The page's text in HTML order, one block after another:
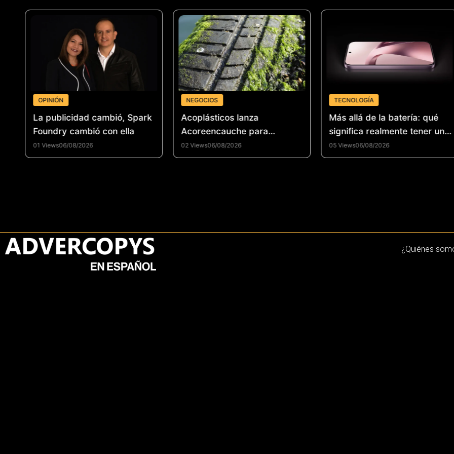
OPINIÓN
La publicidad cambió, Spark
Foundry cambió con ella
01 Views06/08/2026
NEGOCIOS
Acoplásticos lanza
Acoreencauche para
fortalecer la industria del
reencauche de llantas y
02 Views06/08/2026
TECNOLOGÍA
Más allá de la batería: qué
significa realmente tener un
smartphone de alto
rendimiento
05 Views06/08/2026
¿Quiénes